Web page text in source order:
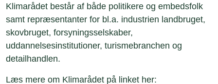
Klimarådet består af både politikere og embedsfolk
samt repræsentanter for bl.a. industrien landbruget,
skovbruget, forsyningsselskaber,
uddannelsesinstitutioner, turismebranchen og
detailhandlen.
Læs mere om Klimarådet på linket her: